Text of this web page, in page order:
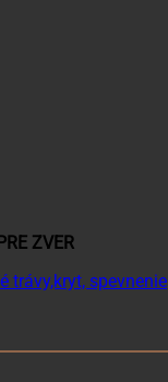
ZVER
trávy,kryt, spevnenie